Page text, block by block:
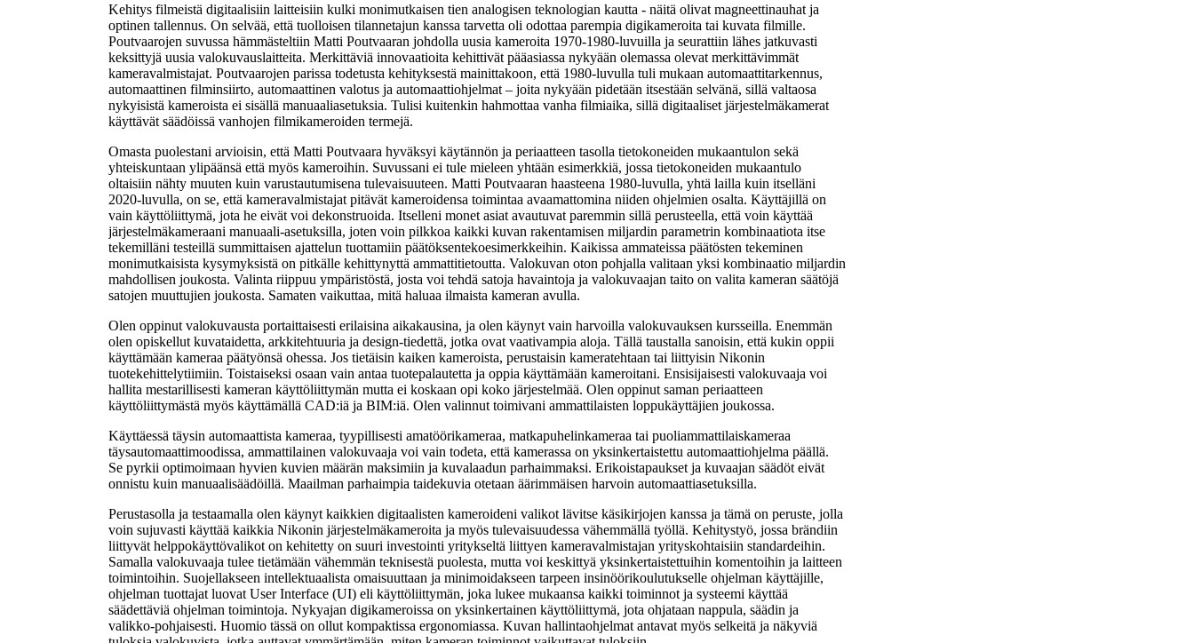
Kehitys filmeistä digitaalisiin laitteisiin kulki monimutkaisen tien analogisen teknologian kautta - näitä olivat magneettinauhat ja
optinen tallennus. On selvää, että tuolloisen tilannetajun kanssa tarvetta oli odottaa parempia digikameroita tai kuvata filmille.
Poutvaarojen suvussa hämmästeltiin Matti Poutvaaran johdolla uusia kameroita 1970-1980-luvuilla ja seurattiin lähes jatkuvasti
keksittyjä uusia valokuvauslaitteita. Merkittäviä innovaatioita kehittivät pääasiassa nykyään olemassa olevat merkittävimmät
kameravalmistajat. Poutvaarojen parissa todetusta kehityksestä mainittakoon, että 1980-luvulla tuli mukaan automaattitarkennus,
automaattinen filminsiirto, automaattinen valotus ja automaattiohjelmat – joita nykyään pidetään itsestään selvänä, sillä valtaosa
nykyisistä kameroista ei sisällä manuaaliasetuksia. Tulisi kuitenkin hahmottaa vanha filmiaika, sillä digitaaliset järjestelmäkamerat
käyttävät säädöissä vanhojen filmikameroiden termejä.
Omasta puolestani arvioisin, että Matti Poutvaara hyväksyi käytännön ja periaatteen tasolla tietokoneiden mukaantulon sekä
yhteiskuntaan ylipäänsä että myös kameroihin. Suvussani ei tule mieleen yhtään esimerkkiä, jossa tietokoneiden mukaantulo
oltaisiin nähty muuten kuin varustautumisena tulevaisuuteen. Matti Poutvaaran haasteena 1980-luvulla, yhtä lailla kuin itselläni
2020-luvulla, on se, että kameravalmistajat pitävät kameroidensa toimintaa avaamattomina niiden ohjelmien osalta. Käyttäjillä on
vain käyttöliittymä, jota he eivät voi dekonstruoida. Itselleni monet asiat avautuvat paremmin sillä perusteella, että voin käyttää
järjestelmäkameraani manuaali-asetuksilla, joten voin pilkkoa kaikki kuvan rakentamisen miljardin parametrin kombinaatiota itse
tekemilläni testeillä summittaisen ajattelun tuottamiin päätöksentekoesimerkkeihin. Kaikissa ammateissa päätösten tekeminen
monimutkaisista kysymyksistä on pitkälle kehittynyttä ammattitietoutta. Valokuvan oton pohjalla valitaan yksi kombinaatio miljardin
mahdollisen joukosta. Valinta riippuu ympäristöstä, josta voi tehdä satoja havaintoja ja valokuvaajan taito on valita kameran säätöjä
satojen muuttujien joukosta. Samaten vaikuttaa, mitä haluaa ilmaista kameran avulla.
Olen oppinut valokuvausta portaittaisesti erilaisina aikakausina, ja olen käynyt vain harvoilla valokuvauksen kursseilla. Enemmän
olen opiskellut kuvataidetta, arkkitehtuuria ja design-tiedettä, jotka ovat vaativampia aloja. Tällä taustalla sanoisin, että kukin oppii
käyttämään kameraa päätyönsä ohessa. Jos tietäisin kaiken kameroista, perustaisin kameratehtaan tai liittyisin Nikonin
tuotekehittelytiimiin. Toistaiseksi osaan vain antaa tuotepalautetta ja oppia käyttämään kameroitani. Ensisijaisesti valokuvaaja voi
hallita mestarillisesti kameran käyttöliittymän mutta ei koskaan opi koko järjestelmää. Olen oppinut saman periaatteen
käyttöliittymästä myös käyttämällä CAD:iä ja BIM:iä. Olen valinnut toimivani ammattilaisten loppukäyttäjien joukossa.
Käyttäessä täysin automaattista kameraa, tyypillisesti amatöörikameraa, matkapuhelinkameraa tai puoliammattilaiskameraa
täysautomaattimoodissa, ammattilainen valokuvaaja voi vain todeta, että kamerassa on yksinkertaistettu automaattiohjelma päällä.
Se pyrkii optimoimaan hyvien kuvien määrän maksimiin ja kuvalaadun parhaimmaksi. Erikoistapaukset ja kuvaajan säädöt eivät
onnistu kuin manuaalisäädöillä. Maailman parhaimpia taidekuvia otetaan äärimmäisen harvoin automaattiasetuksilla.
Perustasolla ja testaamalla olen käynyt kaikkien digitaalisten kameroideni valikot lävitse käsikirjojen kanssa ja tämä on peruste, jolla
voin sujuvasti käyttää kaikkia Nikonin järjestelmäkameroita ja myös tulevaisuudessa vähemmällä työllä. Kehitystyö, jossa brändiin
liittyvät helppokäyttövalikot on kehitetty on suuri investointi yritykseltä liittyen kameravalmistajan yrityskohtaisiin standardeihin.
Samalla valokuvaaja tulee tietämään vähemmän teknisestä puolesta, mutta voi keskittyä yksinkertaistettuihin komentoihin ja laitteen
toimintoihin. Suojellakseen intellektuaalista omaisuuttaan ja minimoidakseen tarpeen insinöörikoulutukselle ohjelman käyttäjille,
ohjelman tuottajat luovat User Interface (UI) eli käyttöliittymän, joka lukee mukaansa kaikki toiminnot ja systeemi käyttää
säädettäviä ohjelman toimintoja. Nykyajan digikameroissa on yksinkertainen käyttöliittymä, jota ohjataan nappula, säädin ja
valikko-pohjaisesti. Huomio tässä on ollut kompaktissa ergonomiassa. Kuvan hallintaohjelmat antavat myös selkeitä ja näkyviä